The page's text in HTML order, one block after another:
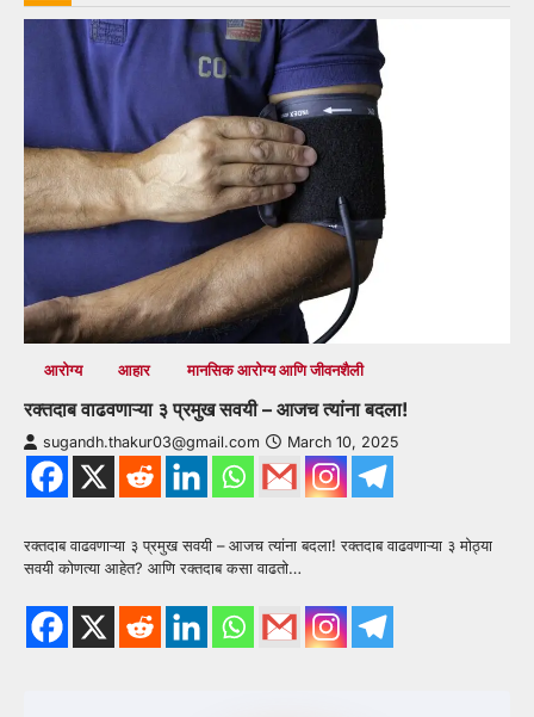
आरोग्य आहार मानसिक आरोग्य आणि जीवनशैली
रक्तदाब वाढवणाऱ्या ३ प्रमुख सवयी – आजच त्यांना बदला!
sugandh.thakur03@gmail.com March 10, 2025
रक्तदाब वाढवणाऱ्या ३ प्रमुख सवयी – आजच त्यांना बदला! रक्तदाब वाढवणाऱ्या ३ मोठ्या
सवयी कोणत्या आहेत? आणि रक्तदाब कसा वाढतो…